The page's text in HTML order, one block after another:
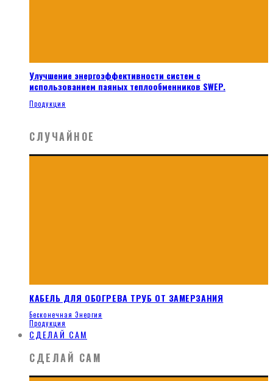
Улучшение энергоэффективности систем с
использованием паяных теплообменников SWEP.
Продукция
СЛУЧАЙНОЕ
КАБЕЛЬ ДЛЯ ОБОГРЕВА ТРУБ ОТ ЗАМЕРЗАНИЯ
Бесконечная Энергия
Продукция
СДЕЛАЙ САМ
СДЕЛАЙ САМ